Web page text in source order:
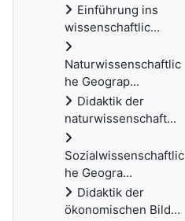
Einführung ins
wissenschaftlic...
Naturwissenschaftlic
he Geograp...
Didaktik der
naturwissenschaft...
Sozialwissenschaftlic
he Geogra...
Didaktik der
ökonomischen Bild...